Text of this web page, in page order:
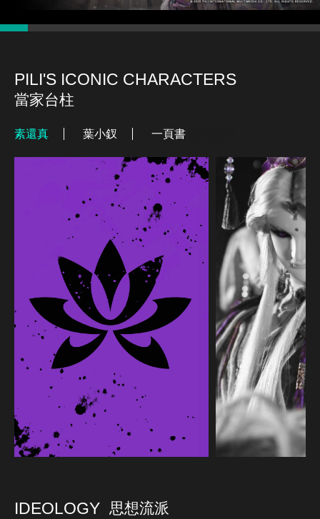
PILI'S ICONIC CHARACTERS
當家台柱
素還真 葉小釵 一頁書
IDEOLOGY 思想流派